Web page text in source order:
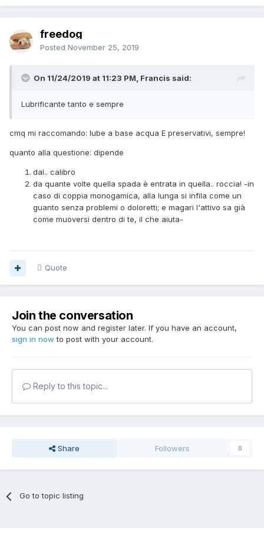
freedog
Posted November 25, 2019
On 11/24/2019 at 11:23 PM, Francis said:
Lubrificante tanto e sempre
cmq mi raccomando: lube a base acqua E preservativi, sempre!
quanto alla questione: dipende
dal.. calibro
da quante volte quella spada è entrata in quella.. roccia! -in
caso di coppia monogamica, alla lunga si infila come un
guanto senza problemi o doloretti; e magari l'attivo sa già
come muoversi dentro di te, il che aiuta-
Quote
Join the conversation
You can post now and register later. If you have an account,
sign in now to post with your account.
Reply to this topic...
Share Followers 0
Go to topic listing